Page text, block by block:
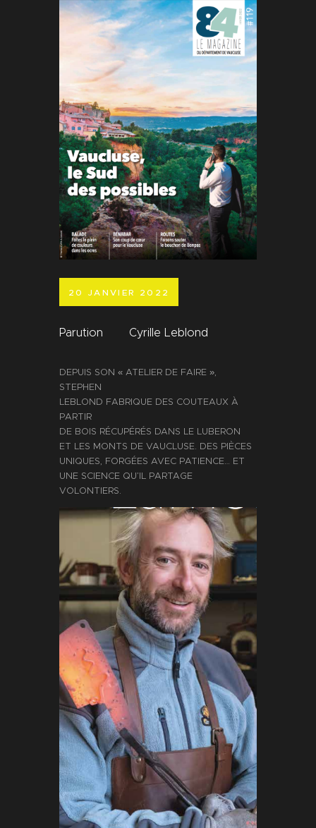
20 JANVIER 2022
Parution Cyrille Leblond
DEPUIS SON « ATELIER DE FAIRE »,
STEPHEN
LEBLOND FABRIQUE DES COUTEAUX À
PARTIR
DE BOIS RÉCUPÉRÉS DANS LE LUBERON
ET LES MONTS DE VAUCLUSE. DES PIÈCES
UNIQUES, FORGÉES AVEC PATIENCE… ET
UNE SCIENCE QU’IL PARTAGE
VOLONTIERS.